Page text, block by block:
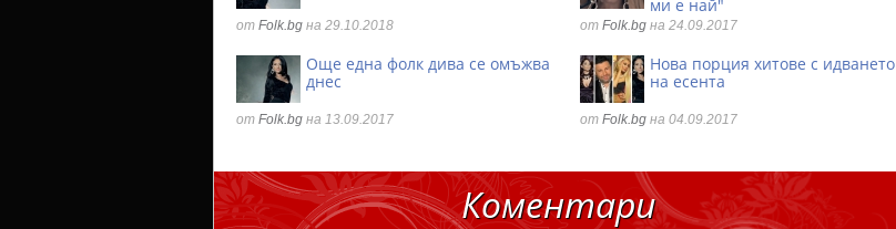
от Folk.bg на 29.10.2018
ми е най"
от Folk.bg на 24.09.2017
Още една фолк дива се омъжва
днес
от Folk.bg на 13.09.2017
Нова порция хитове с идването
на есента
от Folk.bg на 04.09.2017
Коментари